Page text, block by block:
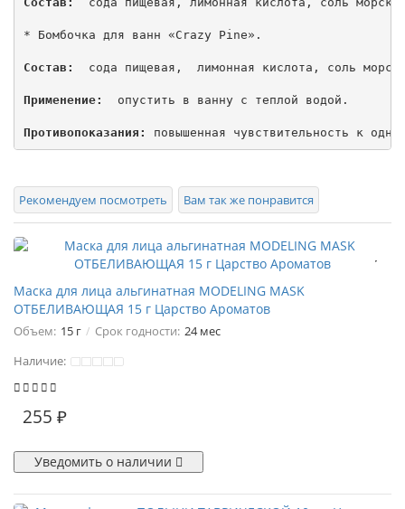
* Бомбочка для ванн «Crazy Pine».
Состав:
сода пищевая,  лимонная кислота, соль
Применение:
  опустить в ванну с теплой водой.
Противопоказания: повышенная чувствительность к
Рекомендуем посмотреть Вам так же понравится
Маска для лица альгинатная MODELING MASK
ОТБЕЛИВАЮЩАЯ 15 г Царство Ароматов
Объем: 15 г Срок годности: 24 мес
Наличие:
255 ₽
Уведомить о наличии